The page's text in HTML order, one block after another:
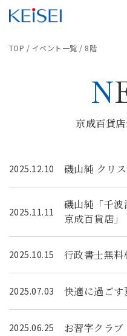
TOP / イベント一覧 / 8階
京成百貨
2025.12.10 磯山純 クリ
2025.11.11
磯山純「千
京成百貨店」
2025.10.15 行政書士無料
2025.07.03 快適に過ご
2025.06.25 お習字クラブ